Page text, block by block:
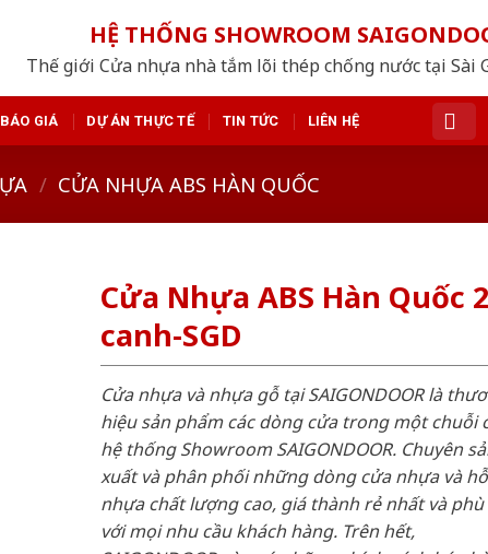
HỆ THỐNG SHOWROOM
Thế giới Cửa nhựa nhà tắm lõi thép chống nước tại Sài
BÁO GIÁ DỰ ÁN THỰC TẾ TIN TỨC LIÊN HỆ
/ CỬA NHỰA ABS HÀN QUỐC
Cửa Nhựa ABS Hàn Quốc 2
canh-SGD
Cửa nhựa và nhựa gỗ tại SAIGONDOOR là
hiệu sản phẩm các dòng cửa trong một chuỗi
hệ thống Showroom SAIGONDOOR. Chuyên
xuất và phân phối những dòng cửa nhựa và
nhựa chất lượng cao, giá thành rẻ nhất và
với mọi nhu cầu khách hàng. Trên hết,